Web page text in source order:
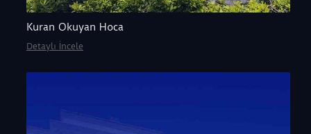
Kuran Okuyan Hoca
Detaylı İncele